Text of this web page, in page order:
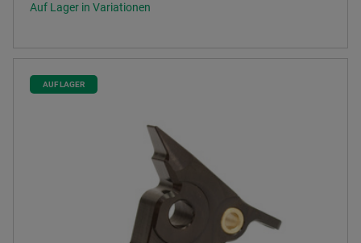
Auf Lager in Variationen
AUF LAGER